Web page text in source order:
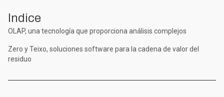
Indice
OLAP, una tecnología que proporciona análisis complejos
Zero y Teixo, soluciones software para la cadena de valor del
residuo